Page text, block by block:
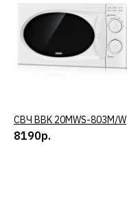
КУПИТЬ
СВЧ BBK 20MWS-803M/W
8190р.